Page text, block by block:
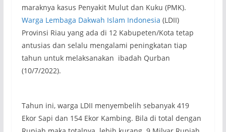
maraknya kasus Penyakit Mulut dan Kuku (PMK).
Warga Lembaga Dakwah Islam Indonesia (LDII)
Provinsi Riau yang ada di 12 Kabupeten/Kota tetap
antusias dan selalu mengalami peningkatan tiap
tahun untuk melaksanakan ibadah Qurban
(10/7/2022).
Tahun ini, warga LDII menyembelih sebanyak 419
Ekor Sapi dan 154 Ekor Kambing. Bila di total dengan